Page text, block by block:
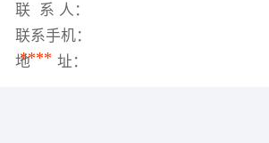
联 系 人：
联系手机：
****
地 址：